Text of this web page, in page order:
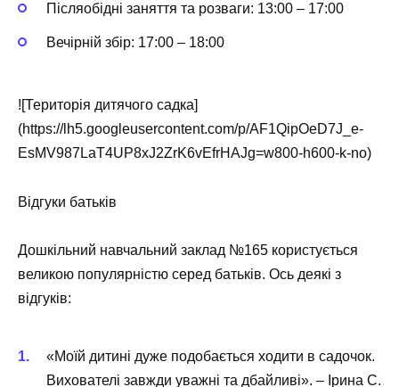
Післяобідні заняття та розваги: 13:00 – 17:00
Вечірній збір: 17:00 – 18:00
![Територія дитячого садка]
(https://lh5.googleusercontent.com/p/AF1QipOeD7J_e-
EsMV987LaT4UP8xJ2ZrK6vEfrHAJg=w800-h600-k-no)
Відгуки батьків
Дошкільний навчальний заклад №165 користується
великою популярністю серед батьків. Ось деякі з
відгуків:
«Моїй дитині дуже подобається ходити в садочок.
Вихователі завжди уважні та дбайливі». – Ірина С.